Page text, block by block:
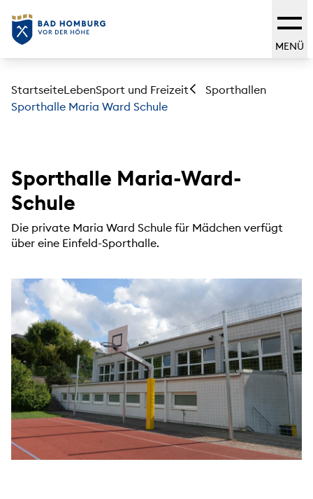
MENÜ
StartseiteLebenSport und Freizeit
Sporthallen
Sporthalle Maria Ward Schule
Sporthalle Maria-Ward-
Schule
Die private Maria Ward Schule für Mädchen verfügt
über eine Einfeld-Sporthalle.